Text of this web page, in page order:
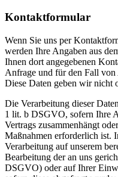
Kontaktformular
Wenn Sie uns per
werden Ihre Angaben aus
Ihnen dort angegebenen
Anfrage und für den Fall von
Diese Daten geben wir nicht
Die Verarbeitung dieser
1 lit. b DSGVO, sofern Ihre
Vertrags zusammenhängt
Maßnahmen erforderlich ist.
Verarbeitung auf unserem
Bearbeitung der an uns
DSGVO) oder auf Ihrer